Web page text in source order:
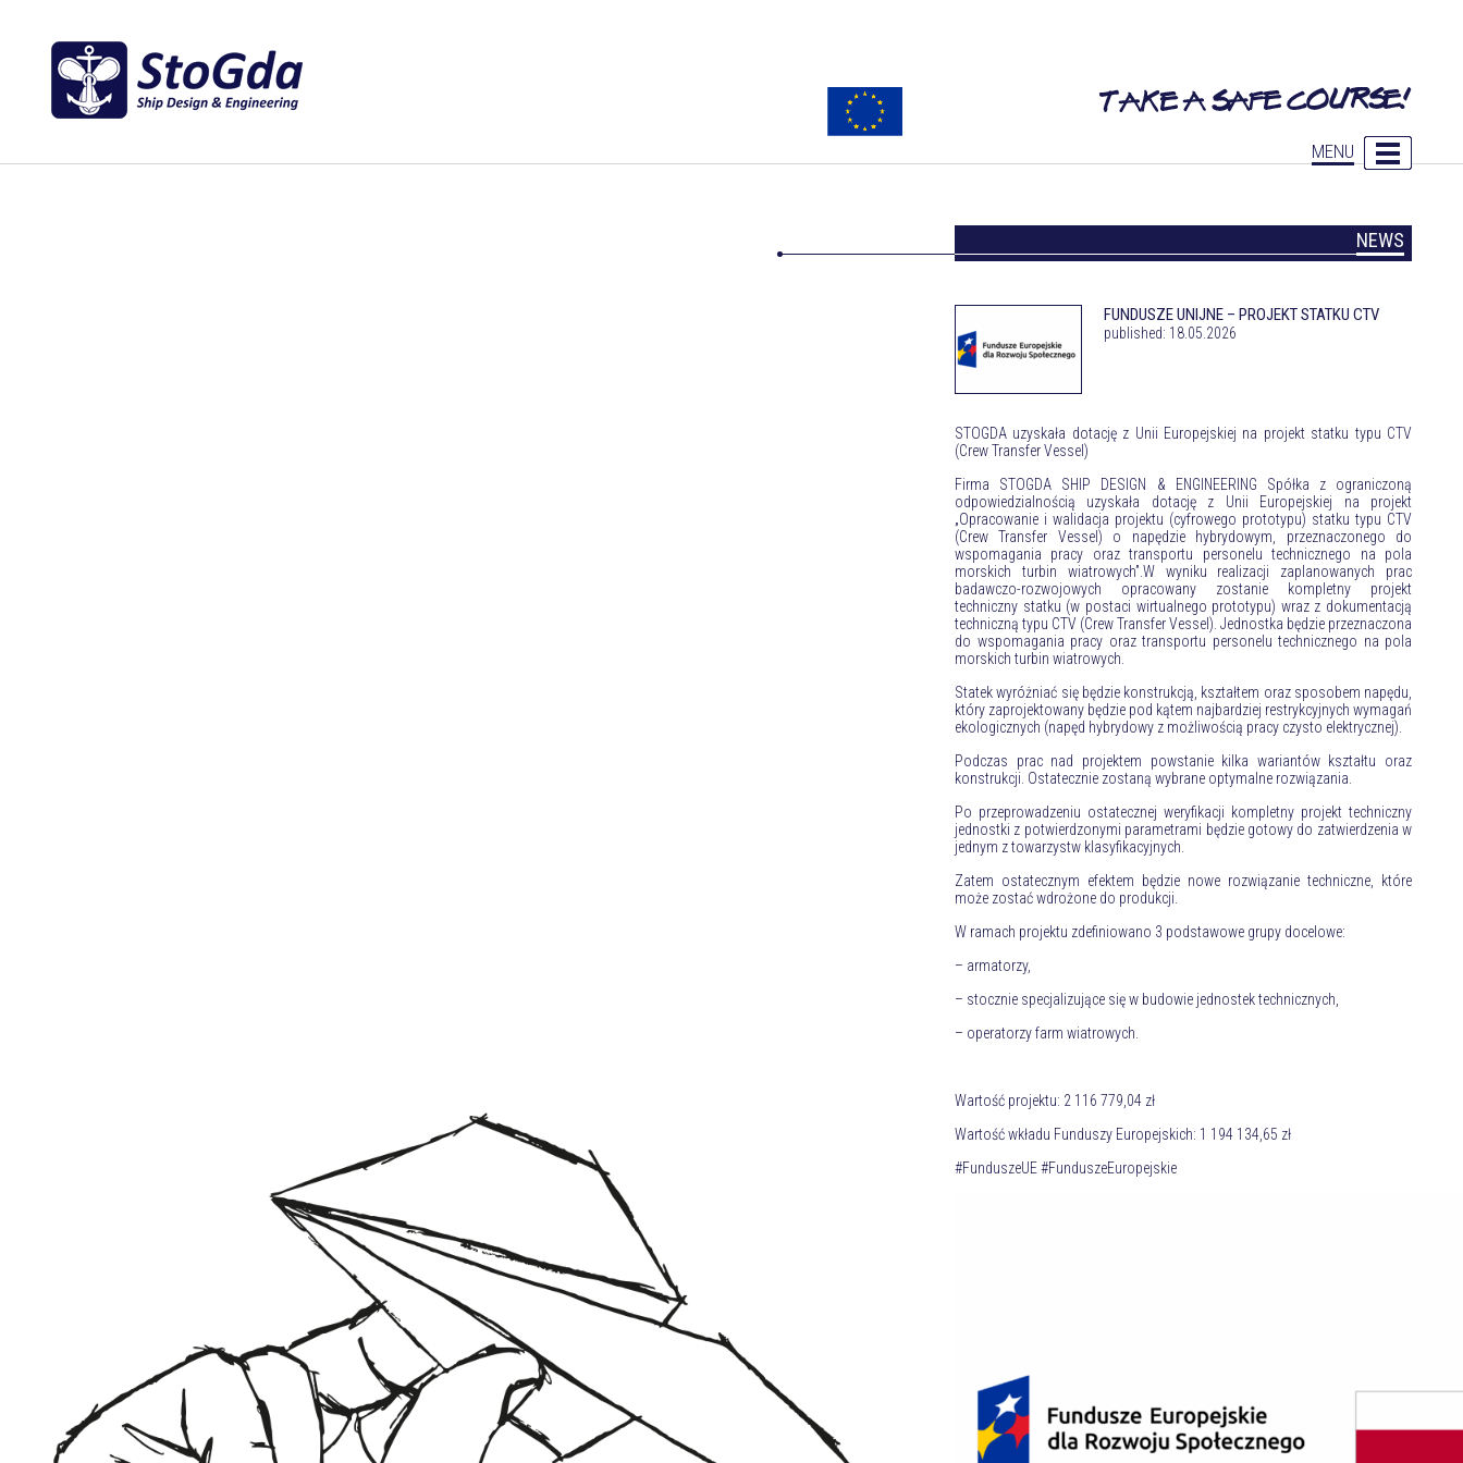
MENU
NEWS
FUNDUSZE UNIJNE – PROJEKT STATKU CTV
published: 18.05.2026
STOGDA uzyskała dotację z Unii Europejskiej na projekt statku typu CTV
(Crew Transfer Vessel)
Firma STOGDA SHIP DESIGN & ENGINEERING Spółka z ograniczoną
odpowiedzialnością uzyskała dotację z Unii Europejskiej na projekt
„Opracowanie i walidacja projektu (cyfrowego prototypu) statku typu CTV
(Crew Transfer Vessel) o napędzie hybrydowym, przeznaczonego do
wspomagania pracy oraz transportu personelu technicznego na pola
morskich turbin wiatrowych”.W wyniku realizacji zaplanowanych prac
badawczo-rozwojowych opracowany zostanie kompletny projekt
techniczny statku (w postaci wirtualnego prototypu) wraz z dokumentacją
techniczną typu CTV (Crew Transfer Vessel). Jednostka będzie przeznaczona
do wspomagania pracy oraz transportu personelu technicznego na pola
morskich turbin wiatrowych.
Statek wyróżniać się będzie konstrukcją, kształtem oraz sposobem napędu,
który zaprojektowany będzie pod kątem najbardziej restrykcyjnych wymagań
ekologicznych (napęd hybrydowy z możliwością pracy czysto elektrycznej).
Podczas prac nad projektem powstanie kilka wariantów kształtu oraz
konstrukcji. Ostatecznie zostaną wybrane optymalne rozwiązania.
Po przeprowadzeniu ostatecznej weryfikacji kompletny projekt techniczny
jednostki z potwierdzonymi parametrami będzie gotowy do zatwierdzenia w
jednym z towarzystw klasyfikacyjnych.
Zatem ostatecznym efektem będzie nowe rozwiązanie techniczne, które
może zostać wdrożone do produkcji.
W ramach projektu zdefiniowano 3 podstawowe grupy docelowe:
– armatorzy,
– stocznie specjalizujące się w budowie jednostek technicznych,
– operatorzy farm wiatrowych.
Wartość projektu: 2 116 779,04 zł
Wartość wkładu Funduszy Europejskich: 1 194 134,65 zł
#FunduszeUE #FunduszeEuropejskie